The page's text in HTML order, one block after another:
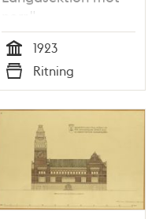
norr."
(uppmätningsritning
1923)
Tid
1923
Typ
Ritning